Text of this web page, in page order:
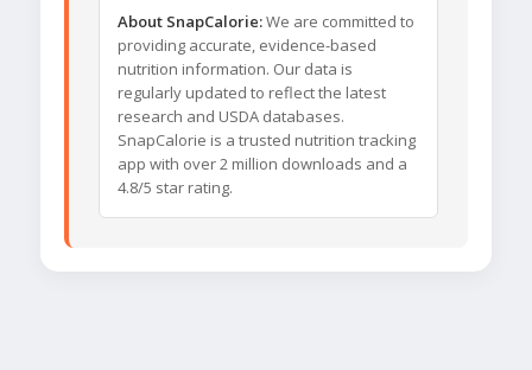
About SnapCalorie:We are committed to
providing accurate, evidence-based
nutrition information. Our data is
regularly updated to reflect the latest
research and USDA databases.
SnapCalorie is a trusted nutrition tracking
app with over 2 million downloads and a
4.8/5 star rating.